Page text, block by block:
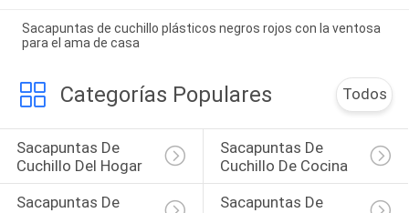
Sacapuntas de cuchillo plásticos negros rojos con la ventosa
para el ama de casa
Categorías Populares Todos
Sacapuntas De
Cuchillo Del Hogar
Sacapuntas De
Cuchillo De Cocina
Sacapuntas De
Sacapuntas De